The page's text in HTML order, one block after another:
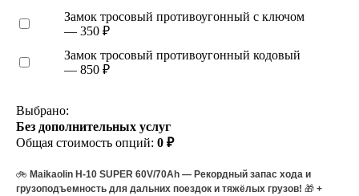
Замок тросовый противоугонный с ключом
— 350 ₽
Замок тросовый противоугонный кодовый
— 850 ₽
Выбрано:
Без дополнительных услуг
Общая стоимость опций: 0 ₽
🚲 Maikaolin H-10 SUPER 60V/70Ah — Рекордный запас хода и
грузоподъемность для дальних поездок и тяжёлых грузов! 🎁 +